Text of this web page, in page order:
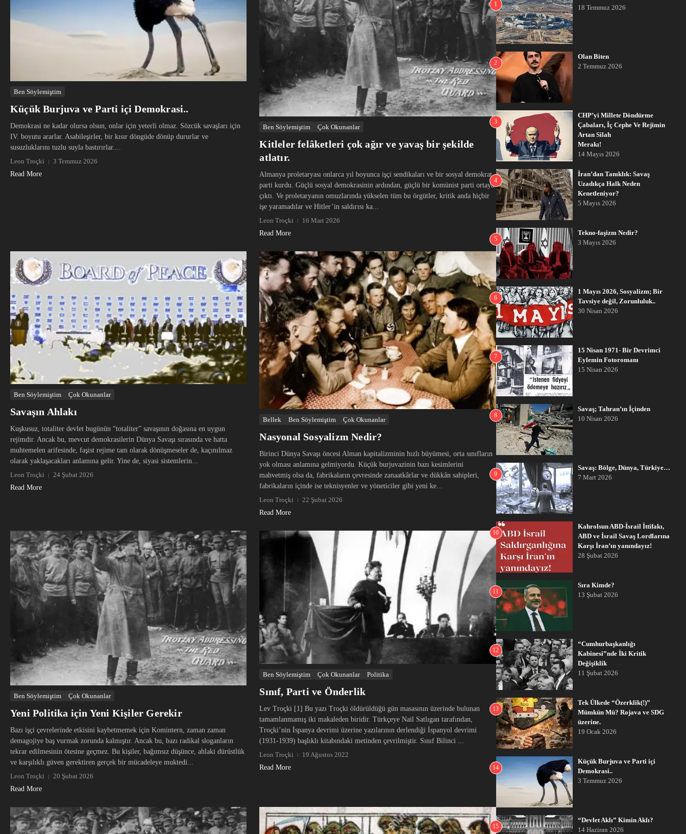
Ben Söylemiştim
Küçük Burjuva ve Parti içi Demokrasi..
Demokrasi ne kadar olursa olsun, onlar için yeterli olmaz. Sözcük savaşları için
IV. boyutu ararlar. Asabileşirler, bir kısır döngüde dönüp dururlar ve
susuzluklarını tuzlu suyla bastırırlar....
Leon Troçki
3 Temmuz 2026
Read More
Ben Söylemiştim Çok Okunanlar
Kitleler felâketleri çok ağır ve yavaş bir şekilde
atlatır.
Almanya proletaryası onlarca yıl boyunca işçi sendikaları ve bir sosyal demokrat
parti kurdu. Güçlü sosyal demokrasinin ardından, güçlü bir komünist parti ortaya
çıktı. Ve proletaryanın omuzlarında yükselen tüm bu örgütler, kritik anda hiçbir
işe yaramadılar ve Hitler’in saldırısı ka...
Leon Troçki
16 Mart 2026
Read More
Ben Söylemiştim Çok Okunanlar
Savaşın Ahlakı
Kuşkusuz, totaliter devlet bugünün “totaliter” savaşının doğasına en uygun
rejimdir. Ancak bu, mevcut demokrasilerin Dünya Savaşı sırasında ve hatta
muhtemelen arifesinde, faşist rejime tam olarak dönüşmeseler de, kaçınılmaz
olarak yaklaşacakları anlamına gelir. Yine de, siyasi sistemlerin...
Leon Troçki
24 Şubat 2026
Read More
Bellek Ben Söylemiştim Çok Okunanlar
Nasyonal Sosyalizm Nedir?
Birinci Dünya Savaşı öncesi Alman kapitalizminin hızlı büyümesi, orta sınıfların
yok olması anlamına gelmiyordu. Küçük burjuvazinin bazı kesimlerini
mahvetmiş olsa da, fabrikaların çevresinde zanaatkârlar ve dükkân sahipleri,
fabrikaların içinde ise teknisyenler ve yöneticiler gibi yeni ke...
Leon Troçki
22 Şubat 2026
Read More
Ben Söylemiştim Çok Okunanlar
Yeni Politika için Yeni Kişiler Gerekir
Bazı işçi çevrelerinde etkisini kaybetmemek için Komintern, zaman zaman
demagojiye baş vurmak zorunda kalmıştır. Ancak bu, bazı radikal sloganların
tekrar edilmesinin ötesine geçmez. Bu kişiler, bağımsız düşünce, ahlaki dürüstlük
ve karşılıklı güven gerektiren gerçek bir mücadeleye muktedi...
Leon Troçki
20 Şubat 2026
Read More
Ben Söylemiştim Çok Okunanlar Politika
Sınıf, Parti ve Önderlik
Lev Troçki [1] Bu yazı Troçki öldürüldüğü gün masasının üzerinde bulunan
tamamlanmamış iki makaleden biridir. Türkçeye Nail Satlıgan tarafından,
Troçki’nin İspanya devrimi üzerine yazılarının derlendiği İspanyol devrimi
(1931-1939) başlıklı kitabındaki metinden çevrilmiştir. Sınıf Bilinci ...
Leon Troçki
19 Ağustos 2022
Read More
1
18 Temmuz 2026
2
Olan Biten
2 Temmuz 2026
3
CHP’yi Millete Döndürme
Çabaları, İç Cephe Ve Rejimin
Artan Silah
Merakı!
14 Mayıs 2026
4
İran’dan Tanıklık: Savaş
Uzadıkça Halk Neden
Kenetleniyor?
5 Mayıs 2026
5
Tekno-faşizm Nedir?
3 Mayıs 2026
6
1 Mayıs 2026, Sosyalizm; Bir
Tavsiye değil, Zorunluluk..
30 Nisan 2026
7
15 Nisan 1971- Bir Devrimci
Eylemin Fotoromanı
15 Nisan 2026
8
Savaş; Tahran’ın İçinden
10 Nisan 2026
9
Savaş: Bölge, Dünya, Türkiye…
7 Mart 2026
10
Kahrolsun ABD-İsrail İttifakı,
ABD ve İsrail Savaş Lordlarına
Karşı İran’ın yanındayız!
28 Şubat 2026
11
Sıra Kimde?
13 Şubat 2026
12
“Cumhurbaşkanlığı
Kabinesi”nde İki Kritik
Değişiklik
11 Şubat 2026
13
Tek Ülkede “Özerklik(!)”
Mümkün Mü? Rojava ve SDG
üzerine.
19 Ocak 2026
14
Küçük Burjuva ve Parti içi
Demokrasi..
3 Temmuz 2026
15
“Devlet Aklı” Kimin Aklı?
14 Haziran 2026